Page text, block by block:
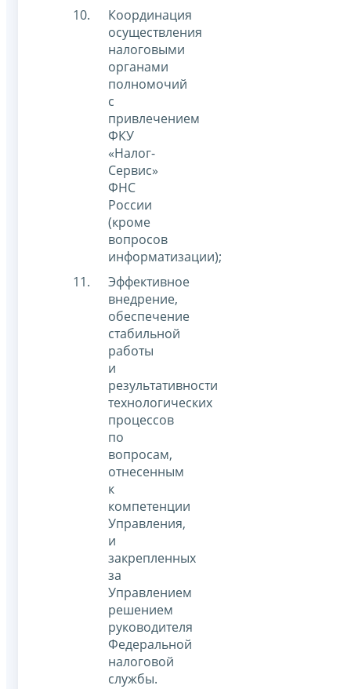
Координация
осуществления
налоговыми
органами
полномочий
с
привлечением
ФКУ
«Налог-
Сервис»
ФНС
России
(кроме
вопросов
информатизации);
Эффективное
внедрение,
обеспечение
стабильной
работы
и
результативности
технологических
процессов
по
вопросам,
отнесенным
к
компетенции
Управления,
и
закрепленных
за
Управлением
решением
руководителя
Федеральной
налоговой
службы.